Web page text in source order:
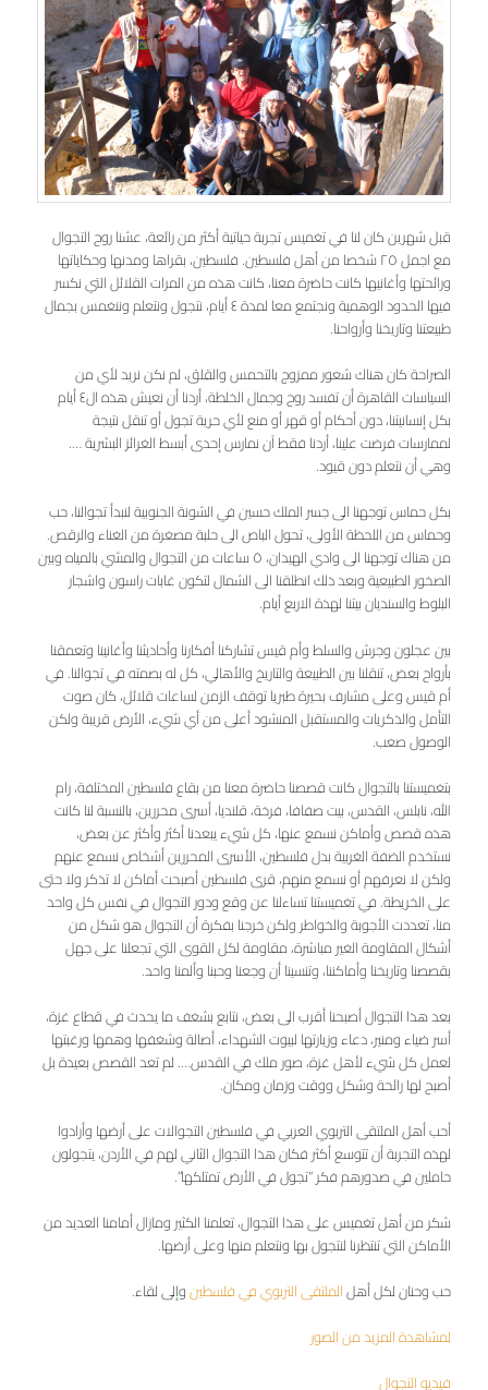
قبل شهرين كان لنا في تغميس تجربة حياتية أكثر من رائعة، عشنا روح التجوال
مع اجمل ٢٥ شخصا من أهل فلسطين. فلسطين، بقراها ومدنها وحكاياتها
ورائحتها وأغانيها كانت حاضرة معنا، كانت هذه من المرات القلائل التي نكسر
فيها الحدود الوهمية ونجتمع معا لمدة ٤ أيام، نتجول ونتعلم وننغمس بجمال
طبيعتنا وتاريخنا وأرواحنا.
الصراحة كان هناك شعور ممزوج بالتحمس والقلق، لم نكن نريد لأي من
السياسات القاهرة أن تفسد روح وجمال الخلطة، أردنا أن نعيش هذه ال٤ أيام
بكل إنسانيتنا، دون أحكام أو قهر أو منع لأي حرية تجول أو تنقل نتيجة
لممارسات فرضت علينا، أردنا فقط آن نمارس إحدى أبسط الغرائز البشرية ….
وهي أن نتعلم دون قيود.
بكل حماس توجهنا الى جسر الملك حسين في الشونة الجنوبية لنبدأ تجوالنا، حب
وحماس من اللحظة الأولى، تحول الباص الى حلبة مصغرة من الغناء والرقص.
من هناك توجهنا الى وادي الهيدان، ٥ ساعات من التجوال والمشي بالمياه وبين
الصخور الطبيعية وبعد ذلك انطلقنا الى الشمال لتكون غابات راسون واشجار
البلوط والسنديان بيتنا لهذة الاربع أيام.
بين عجلون وجرش والسلط وأم قيس تشاركنا أفكارنا وأحاديثنا وأغانينا وتعمقنا
بأرواح بعض، تنقلنا بين الطبيعة والتاريخ والأهالي، كل له بصمته في تجوالنا. في
أم قيس وعلى مشارف بحيرة طبريا توقف الزمن لساعات قلائل، كان صوت
التأمل والذكريات والمستقبل المنشود أعلى من أي شيء، الأرض قريبة ولكن
الوصول صعب.
بتغميستنا بالتجوال كانت قصصنا حاضرة معنا من بقاع فلسطين المختلفة، رام
الله، نابلس، القدس، بيت صفافا، فرخة، قلنديا، أسرى محررين، بالنسبة لنا كانت
هذه قصص وأماكن نسمع عنها، كل شيء يبعدنا أكثر وأكثر عن بعض،
نستخدم الضفة الغربية بدل فلسطين، الأسرى المحررين أشخاص نسمع عنهم
ولكن لا نعرفهم أو نسمع منهم، قرى فلسطين أصبحت أماكن لا تذكر ولا حتى
على الخريطة. في تغميستنا تساءلنا عن وقع ودور التجوال في نفس كل واحد
منا، تعددت الأجوبة والخواطر ولكن خرجنا بفكرة أن التجوال هو شكل من
أشكال المقاومة الغير مباشرة، مقاومة لكل القوى التي تجعلنا على جهل
بقصصنا وتاريخنا وأماكننا، وتنسينا أن وجعنا وحبنا وألمنا واحد.
بعد هذا التجوال أصبحنا أقرب الى بعض، نتابع بشغف ما يحدث في قطاع غزة،
أسر ضياء ومنير، دعاء وزيارتها لبيوت الشهداء، أصالة وشغفها وهمها ورغبتها
لعمل كل شيء لأهل غزة، صور ملك في القدس…. لم تعد القصص بعيدة بل
أصبح لها رائحة وشكل ووقت وزمان ومكان.
أحب أهل الملتقى التربوي العربي في فلسطين التجوالات على أرضها وأرادوا
لهذه التجربة أن تتوسع أكثر فكان هذا التجوال الثاني لهم في الأردن، يتجولون
حاملين في صدورهم فكر “تجول في الأرض تمتلكها”.
شكر من أهل تغميس على هذا التجوال، تعلمنا الكثير ومازال أمامنا العديد من
الأماكن التي تنتظرنا لنتجول بها ونتعلم منها وعلى أرضها.
حب وحنان لكل أهلالملتقى التربوي في فلسطينوإلى لقاء.
لمشاهدة المزيد من الصور
فيديو التجوال